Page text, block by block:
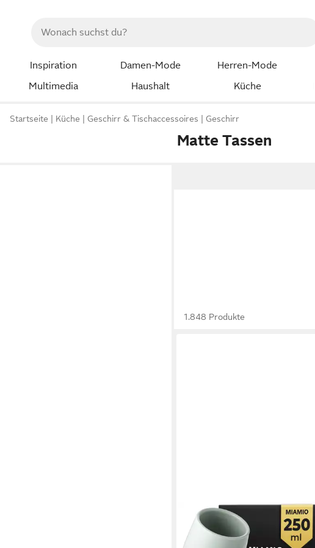
Inspiration Damen-Mode Herren-Mode
Multimedia
Haushalt Küche
Startseite Küche Geschirr & Tischaccessoires Geschirr
Matte Tassen
1.848 Produkte
MIAMIO
Tasse Nami Kaffeebecher Pastel
Coast